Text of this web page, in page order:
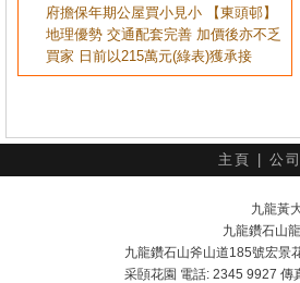
府擔保年期公屋買小見小 【東頭邨】
地理優勢 交通配套完善 加價後亦不乏
買家 日前以215萬元(綠表)獲承接
主頁 公
九龍黃
九龍鑽石山
九龍鑽石山斧山道185號宏
采頣花園 電話: 2345 9927